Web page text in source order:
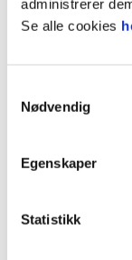
administrerer
Se alle cookies
Nødvendig
Egenskaper
Statistikk